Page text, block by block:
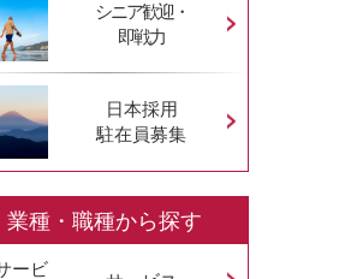
シニア歓迎・
即戦力
日本採用
駐在員募集
業種・職種から探す